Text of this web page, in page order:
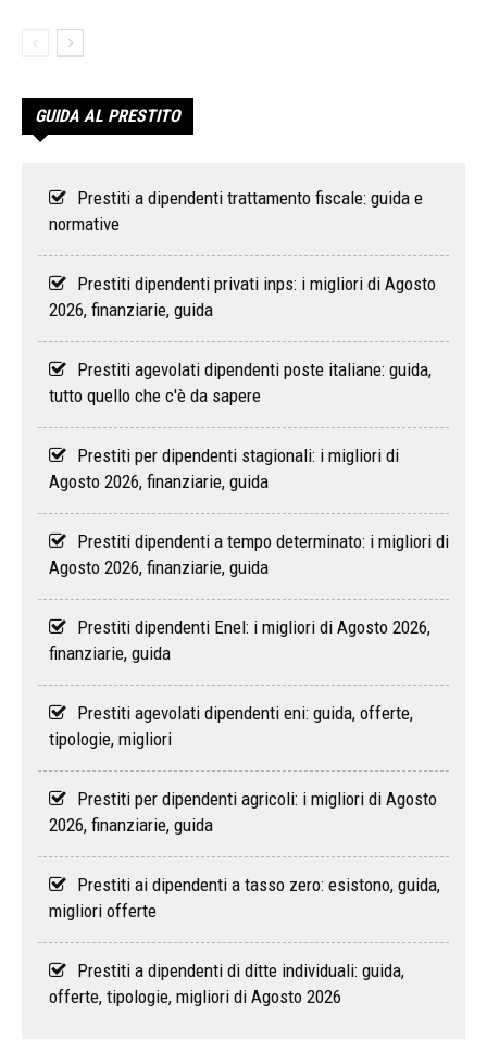
GUIDA AL PRESTITO
Prestiti a dipendenti trattamento fiscale: guida e
normative
Prestiti dipendenti privati inps: i migliori di Agosto
2026, finanziarie, guida
Prestiti agevolati dipendenti poste italiane: guida,
tutto quello che c'è da sapere
Prestiti per dipendenti stagionali: i migliori di
Agosto 2026, finanziarie, guida
Prestiti dipendenti a tempo determinato: i migliori di
Agosto 2026, finanziarie, guida
Prestiti dipendenti Enel: i migliori di Agosto 2026,
finanziarie, guida
Prestiti agevolati dipendenti eni: guida, offerte,
tipologie, migliori
Prestiti per dipendenti agricoli: i migliori di Agosto
2026, finanziarie, guida
Prestiti ai dipendenti a tasso zero: esistono, guida,
migliori offerte
Prestiti a dipendenti di ditte individuali: guida,
offerte, tipologie, migliori di Agosto 2026